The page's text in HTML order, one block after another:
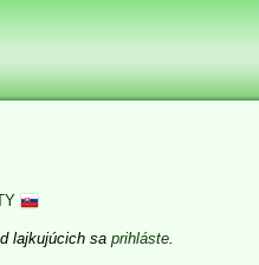
lajkujúcich sa prihláste.